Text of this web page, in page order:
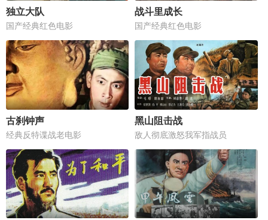
独立大队
国产经典红色电影
战斗里成长
国产经典红色电影
古刹钟声
经典反特谍战老电影
黑山阻击战
敌人彻底激怒我军指战员